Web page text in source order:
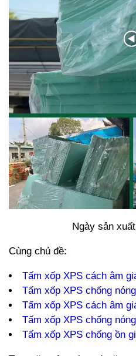
Ngày sản
Cùng chủ đề:
Tấm xốp XPS cách âm
Tấm xốp XPS chống
Tấm xốp XPS cách âm
Tấm xốp XPS chống
Tấm xốp XPS chống ồn